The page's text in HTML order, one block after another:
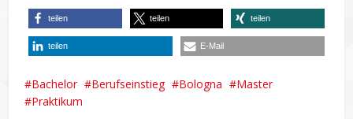
teilen teilen teilen
teilen E-Mail
Bachelor Berufseinstieg Bologna
Master
Praktikum